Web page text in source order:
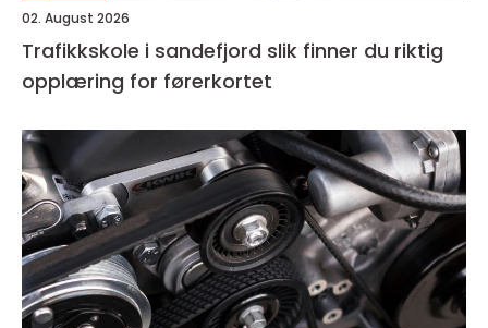
02. August 2026
Trafikkskole i sandefjord slik finner du riktig
opplæring for førerkortet